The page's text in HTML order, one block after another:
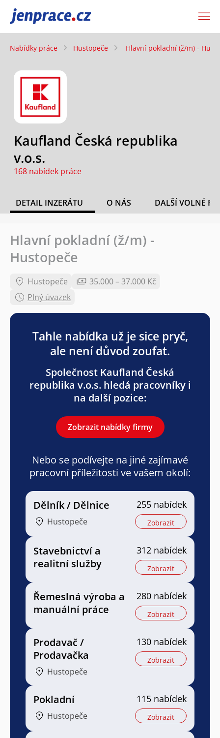
JenPráce.cz
Nabídky práce Hustopeče Hlavní pokladní (ž/m) -
Kaufland Česká republika
v.o.s.
168 nabídek práce
DETAIL INZERÁTU O NÁS DALŠÍ VOLNÉ
Hlavní pokladní (ž/m) -
Hustopeče
Hustopeče
35.000 – 37.000 Kč
Plný úvazek
Tahle nabídka už je sice pryč,
ale není důvod zoufat.
Společnost Kaufland Česká
republika v.o.s. hledá pracovníky i
na další pozice:
Zobrazit nabídky firmy
Nebo se podívejte na jiné zajímavé
pracovní příležitosti ve vašem okolí:
Dělník / Dělnice
Hustopeče
255 nabídek
Zobrazit
Stavebnictví a
realitní služby
312 nabídek
Zobrazit
Řemeslná výroba a
manuální práce
280 nabídek
Zobrazit
Prodavač /
Prodavačka
Hustopeče
130 nabídek
Zobrazit
Pokladní
Hustopeče
115 nabídek
Zobrazit